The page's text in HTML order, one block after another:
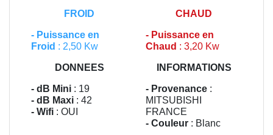
FROID
- Puissance en
Froid : 2,50 Kw
CHAUD
- Puissance en
Chaud : 3,20 Kw
DONNEES
- dB Mini : 19
- dB Maxi : 42
- Wifi : OUI
INFORMATIONS
- Provenance :
MITSUBISHI
FRANCE
- Couleur : Blanc